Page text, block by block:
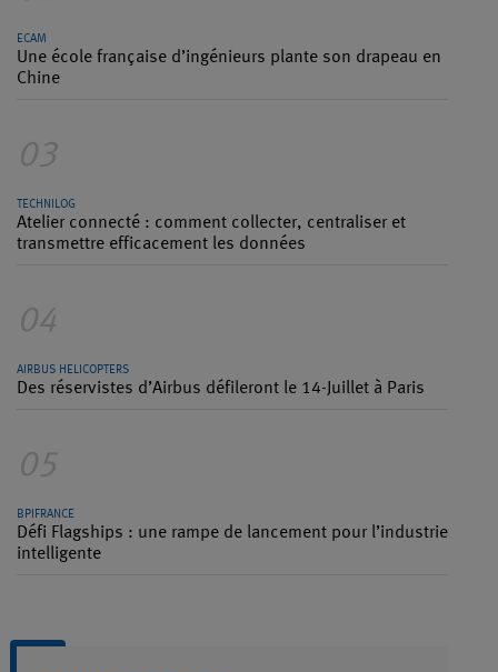
ECAM
Une école française d’ingénieurs plante son drapeau en
Chine
03
TECHNILOG
Atelier connecté : comment collecter, centraliser et
transmettre efficacement les données
04
AIRBUS HELICOPTERS
Des réservistes d’Airbus défileront le 14-Juillet à Paris
05
BPIFRANCE
Défi Flagships : une rampe de lancement pour l’industrie
intelligente